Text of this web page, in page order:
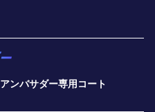
アンバサダー専用コート